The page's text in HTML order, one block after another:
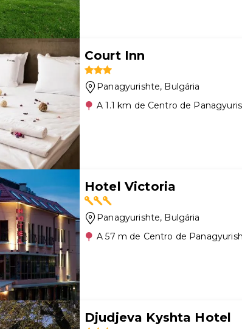
Court Inn
Panagyurishte, Bulgária
A 1.1 km de Centro de
Hotel Victoria
Panagyurishte, Bulgária
A 57 m de Centro de
Djudjeva Kyshta Hotel